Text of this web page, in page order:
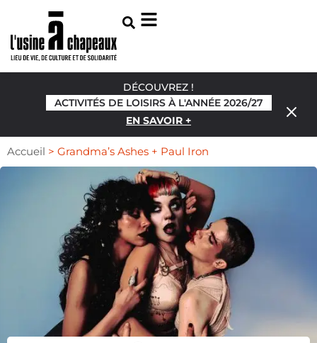
DÉCOUVREZ !
ACTIVITÉS DE LOISIRS À L'ANNÉE 2026/27
EN SAVOIR +
Accueil > Grandma’s Ashes + Paul Iron